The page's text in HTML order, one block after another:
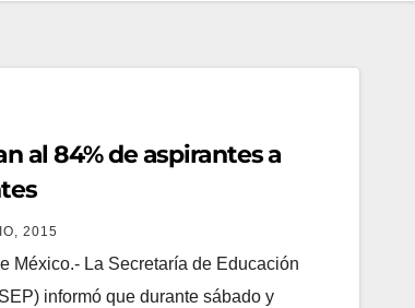
al 84% de aspirantes a
2015
México.- La Secretaría de Educación
informó que durante sábado y